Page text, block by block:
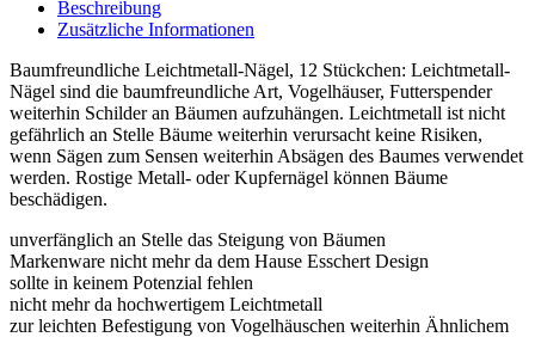
Beschreibung
Zusätzliche Informationen
Baumfreundliche Leichtmetall-Nägel, 12 Stückchen: Leichtmetall-
Nägel sind die baumfreundliche Art, Vogelhäuser, Futterspender
weiterhin Schilder an Bäumen aufzuhängen. Leichtmetall ist nicht
gefährlich an Stelle Bäume weiterhin verursacht keine Risiken,
wenn Sägen zum Sensen weiterhin Absägen des Baumes verwendet
werden. Rostige Metall- oder Kupfernägel können Bäume
beschädigen.
unverfänglich an Stelle das Steigung von Bäumen
Markenware nicht mehr da dem Hause Esschert Design
sollte in keinem Potenzial fehlen
nicht mehr da hochwertigem Leichtmetall
zur leichten Befestigung von Vogelhäuschen weiterhin Ähnlichem